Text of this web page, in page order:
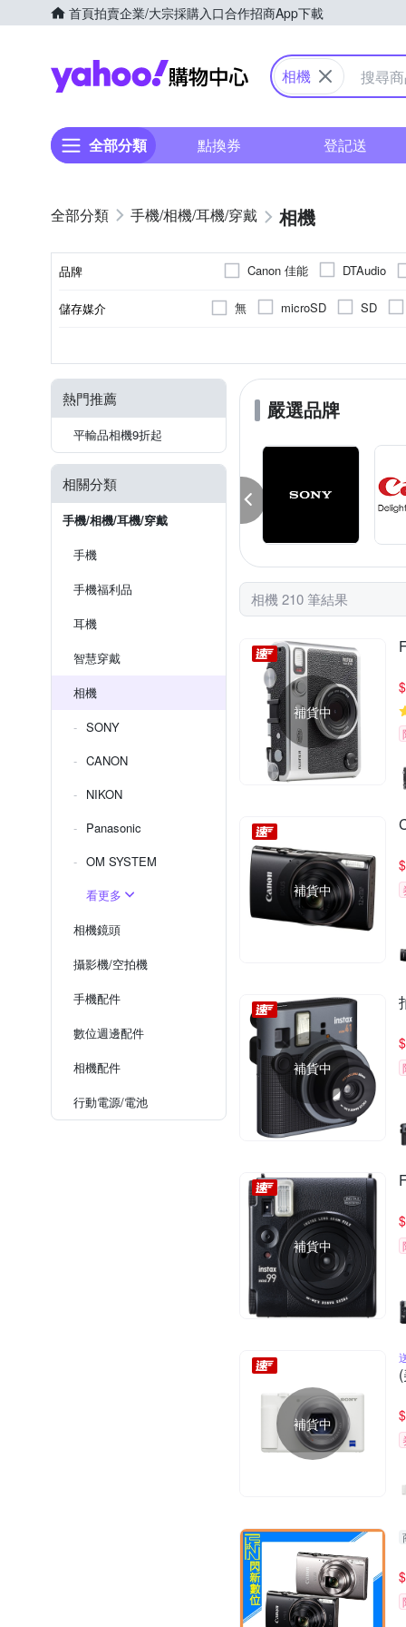
首頁拍賣企業/大宗採購入口合作招商App下載
Yahoo購物中心
相機
全部分類 點換券 登記送
手機/相機/耳機/穿戴 相機
品牌 Canon 佳能
DTAudio
SANRIO 三麗鷗
SONY
儲存媒介 無 microSD SD
熱門推薦
平輸品相機9折起
相關分類
手機/相機/耳機/穿戴
手機
手機福利品
耳機
智慧穿戴
相機
SONY
CANON
NIKON
Panasonic
OM SYSTEM
看更多
相機鏡頭
攝影機/空拍機
手機配件
數位週邊配件
相機配件
行動電源/電池
嚴選品牌
相機 210 筆結果
補貨中
$
補貨中
$
補貨中
$
補貨中
$
補貨中 $
$